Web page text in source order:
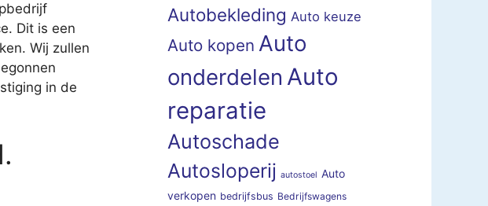
Dit is een
Wij zullen
in de
Autobekleding Auto keuze
Auto kopen Auto
onderdelen Auto
reparatie
Autoschade
Autosloperij autostoel Auto
verkopen bedrijfsbus Bedrijfswagens